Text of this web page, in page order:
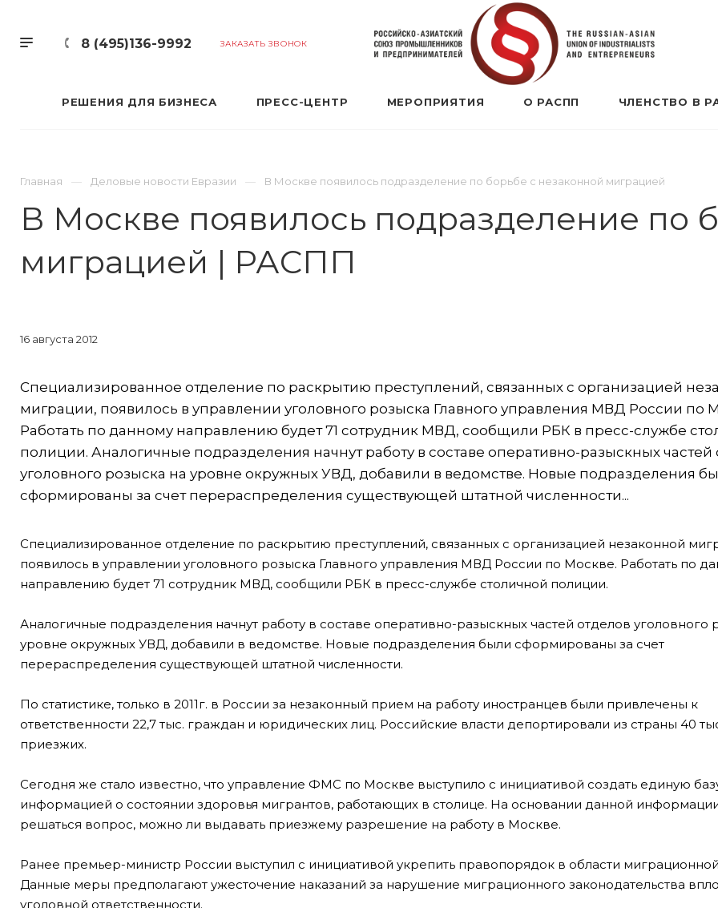
8 (495)136-9992 ЗАКАЗАТЬ ЗВОНОК
РЕШЕНИЯ ДЛЯ БИЗНЕСА ПРЕСС-ЦЕНТР МЕРОПРИЯТИЯ О РАСПП ЧЛЕНСТВО В
Главная Деловые новости Евразии В Москве появилось подразделение по борьбе с незаконной миграцией
В Москве появилось подразделение по
миграцией | РАСПП
16 августа 2012
Специализированное отделение по раскрытию преступлений, связанных с организацией
миграции, появилось в управлении уголовного розыска Главного управления МВД России по
Работать по данному направлению будет 71 сотрудник МВД, сообщили РБК в пресс-службе
полиции. Аналогичные подразделения начнут работу в составе оперативно-разыскных частей
уголовного розыска на уровне окружных УВД, добавили в ведомстве. Новые подразделения
сформированы за счет перераспределения существующей штатной численности...
Специализированное отделение по раскрытию преступлений, связанных с организацией незаконной
появилось в управлении уголовного розыска Главного управления МВД России по Москве. Работать по
направлению будет 71 сотрудник МВД, сообщили РБК в пресс-службе столичной полиции.
Аналогичные подразделения начнут работу в составе оперативно-разыскных частей отделов уголовного
уровне окружных УВД, добавили в ведомстве. Новые подразделения были сформированы за счет
перераспределения существующей штатной численности.
По статистике, только в 2011г. в России за незаконный прием на работу иностранцев были привлечены к
ответственности 22,7 тыс. граждан и юридических лиц. Российские власти депортировали из страны 40
приезжих.
Сегодня же стало известно, что управление ФМС по Москве выступило с инициативой создать единую
информацией о состоянии здоровья мигрантов, работающих в столице. На основании данной
решаться вопрос, можно ли выдавать приезжему разрешение на работу в Москве.
Ранее премьер-министр России выступил с инициативой укрепить правопорядок в области
Данные меры предполагают ужесточение наказаний за нарушение миграционного законодательства
уголовной ответственности.